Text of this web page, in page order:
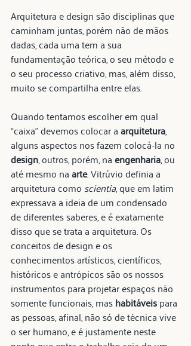
Arquitetura e design são disciplinas que
caminham juntas, porém não de mãos
dadas, cada uma tem a sua
fundamentação teórica, o seu método e
o seu processo criativo, mas, além disso,
muito se compartilha entre elas.
Quando tentamos escolher em qual
“caixa” devemos colocar a arquitetura,
alguns aspectos nos fazem colocá-la no
design, outros, porém, na engenharia, ou
até mesmo na arte. Vitrúvio definia a
arquitetura como scientia, que em latim
expressava a ideia de um condensado
de diferentes saberes, e é exatamente
disso que se trata a arquitetura. Os
conceitos de design e os
conhecimentos artísticos, científicos,
históricos e antrópicos são os nossos
instrumentos para projetar espaços não
somente funcionais, mas habitáveis para
as pessoas, afinal, não só de técnica vive
o ser humano, e é justamente neste